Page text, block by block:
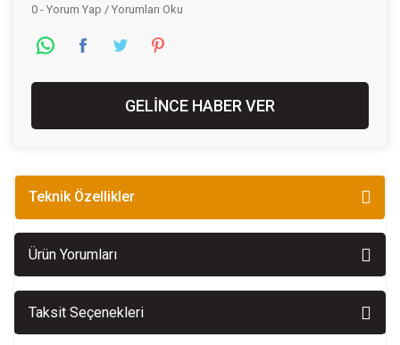
0 - Yorum Yap / Yorumları Oku
GELİNCE HABER VER
Teknik Özellikler
Ürün Yorumları
Taksit Seçenekleri